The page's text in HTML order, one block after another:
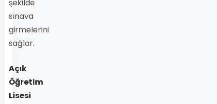
şekilde
sınava
girmelerini
sağlar.
Açık
Öğretim
Lisesi